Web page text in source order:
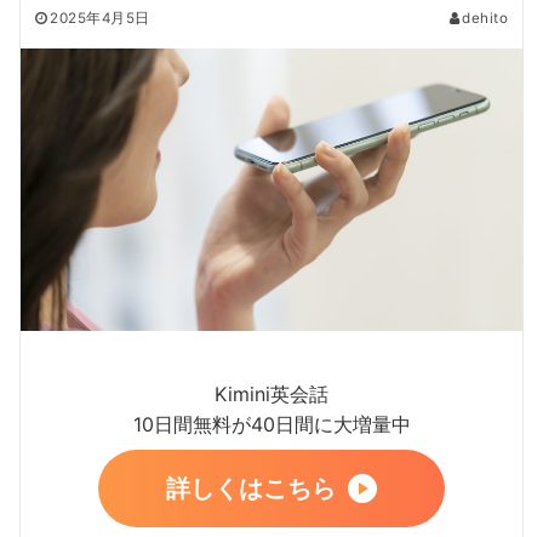
2025年4月5日 dehito
Kimini英会話
10日間無料が40日間に大増量中
詳しくはこちら